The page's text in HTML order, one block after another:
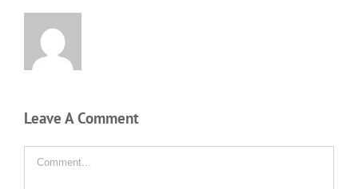
Leave A Comment
Comment